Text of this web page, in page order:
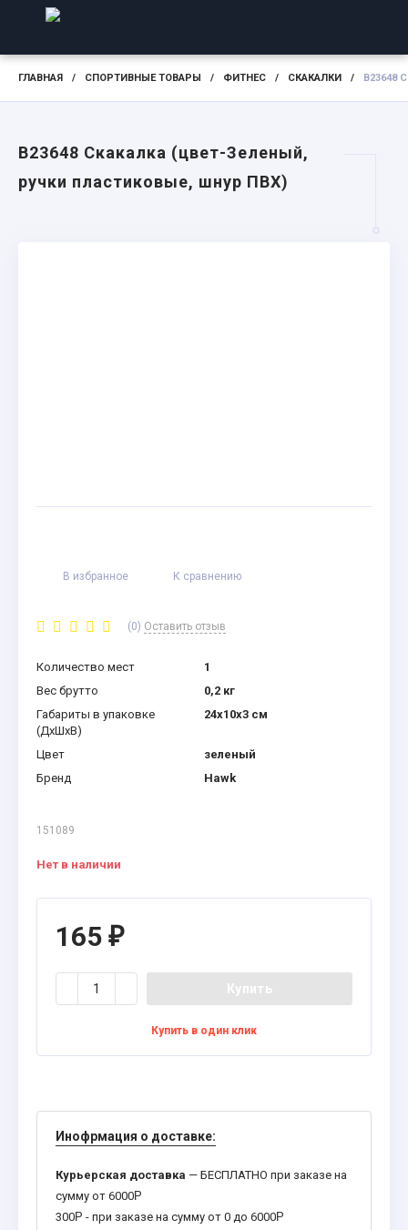
ГЛАВНАЯ / СПОРТИВНЫЕ ТОВАРЫ / ФИТНЕС / СКАКАЛКИ / B23648
B23648 Скакалка (цвет-Зеленый,
ручки пластиковые, шнур ПВХ)
В избранное К сравнению
(0) Оставить отзыв
Количество мест
1
Вес брутто
0,2 кг
Габариты в упаковке
(ДхШхВ)
24x10x3 см
Цвет
зеленый
Бренд
Hawk
151089
Нет в наличии
165 ₽
Купить
Купить в один клик
Инофрмация о доставке:
Курьерская доставка — БЕСПЛАТНО при заказе на
сумму от 6000Р
300Р - при заказе на сумму от 0 до 6000Р